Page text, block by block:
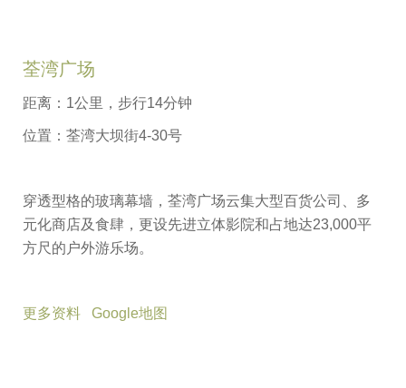
荃湾广场
距离：1公里，步行14分钟
位置：荃湾大坝街4-30号
穿透型格的玻璃幕墙，荃湾广场云集大型百货公司、多
元化商店及食肆，更设先进立体影院和占地达23,000平
方尺的户外游乐场。
更多资料 Google地图